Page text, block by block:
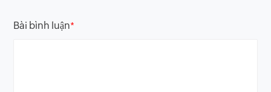
Bài bình luận*